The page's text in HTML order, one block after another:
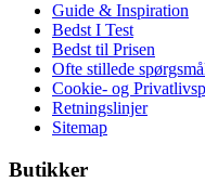
Guide & Inspiration
Bedst I Test
Bedst til Prisen
Ofte stillede
Cookie- og
Retningslinjer
Sitemap
Butikker